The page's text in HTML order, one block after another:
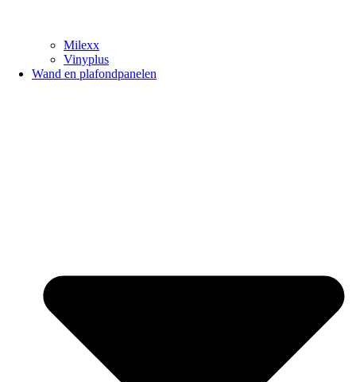
Milexx
Vinyplus
Wand en plafondpanelen